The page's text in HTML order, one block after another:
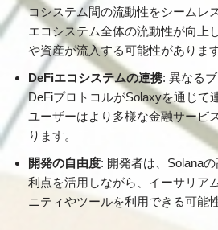
コシステム間の流動性をシームレ
エコシステム全体の流動性が向上
や資産が流入する可能性があります
DeFiエコシステムの連携: 異なる
DeFiプロトコルがSolaxyを通じて
ユーザーはより多様な金融サービ
ります。
開発の自由度: 開発者は、Solana
利点を活用しながら、イーサリア
ニティやツールを利用できる可能